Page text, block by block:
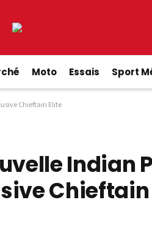
Moto Essais Sport
Chieftain Elite
Indian
Chieftain